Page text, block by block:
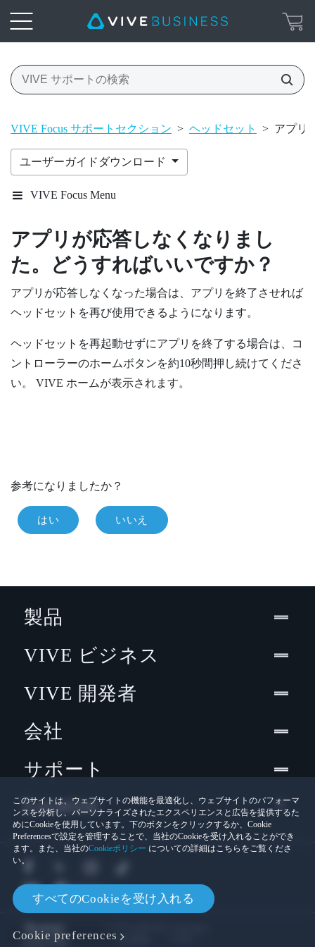
VIVE Focus サポートセクション > ヘッドセット > アプリ
ユーザーガイドダウンロード
VIVE Focus Menu
アプリが応答しなくなりまし
た。どうすればいいですか？
アプリが応答しなくなった場合は、アプリを終了させれば
ヘッドセットを再び使用できるようになります。
ヘッドセットを再起動せずにアプリを終了する場合は、コ
ントローラーのホームボタンを約10秒間押し続けてくださ
い。 VIVE ホームが表示されます。
参考になりましたか？
はい いいえ
このサイトは、ウェブサイトの機能を最適化し、ウェブサイトのパフォーマ
ンスを分析し、パーソナライズされたエクスペリエンスと広告を提供するた
めにCookieを使用しています。下のボタンをクリックするか、Cookie
Preferencesで設定を管理することで、当社のCookieを受け入れることができ
ます。また、当社のCookieポリシー についての詳細はこちらをご覧くださ
い。
すべてのCookieを受け入れる
Cookie preferences
製品
VIVE ビジネス
VIVE 開発者
会社
サポート
Location
法的情報